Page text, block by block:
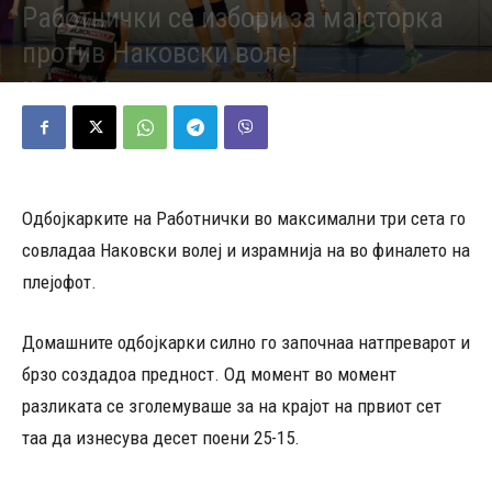
Работнички се избори за мајсторка
против Наковски волеј
Објавено од Д.Т. - 08/05/2026 470
Одбојкарките на Работнички во максимални три сета го
совладаа Наковски волеј и израмнија на во финалето на
плејофот.
Домашните одбојкарки силно го започнаа натпреварот и
брзо создадоа предност. Од момент во момент
разликата се зголемуваше за на крајот на првиот сет
таа да изнесува десет поени 25-15.